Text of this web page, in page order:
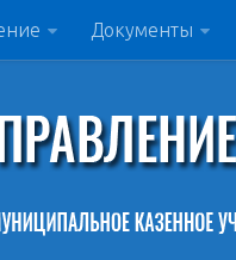
Документы